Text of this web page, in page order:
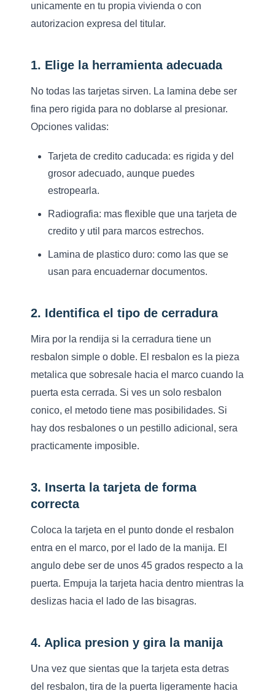
unicamente en tu propia vivienda o con
autorizacion expresa del titular.
1. Elige la herramienta adecuada
No todas las tarjetas sirven. La lamina debe ser
fina pero rigida para no doblarse al presionar.
Opciones validas:
Tarjeta de credito caducada: es rigida y del
grosor adecuado, aunque puedes
estropearla.
Radiografia: mas flexible que una tarjeta de
credito y util para marcos estrechos.
Lamina de plastico duro: como las que se
usan para encuadernar documentos.
2. Identifica el tipo de cerradura
Mira por la rendija si la cerradura tiene un
resbalon simple o doble. El resbalon es la pieza
metalica que sobresale hacia el marco cuando la
puerta esta cerrada. Si ves un solo resbalon
conico, el metodo tiene mas posibilidades. Si
hay dos resbalones o un pestillo adicional, sera
practicamente imposible.
3. Inserta la tarjeta de forma
correcta
Coloca la tarjeta en el punto donde el resbalon
entra en el marco, por el lado de la manija. El
angulo debe ser de unos 45 grados respecto a la
puerta. Empuja la tarjeta hacia dentro mientras la
deslizas hacia el lado de las bisagras.
4. Aplica presion y gira la manija
Una vez que sientas que la tarjeta esta detras
del resbalon, tira de la puerta ligeramente hacia